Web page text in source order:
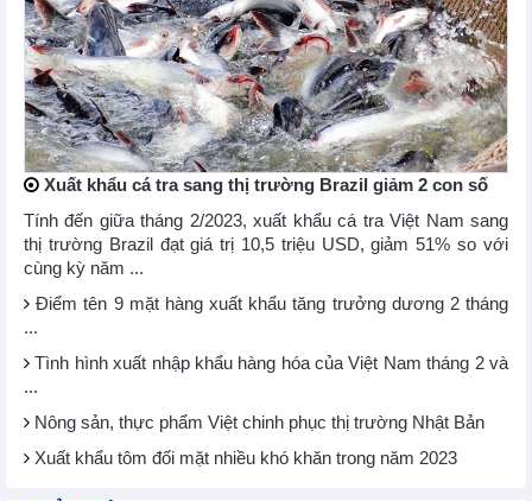
Xuất khẩu cá tra sang thị trường Brazil giảm 2 con số
Tính đến giữa tháng 2/2023, xuất khẩu cá tra Việt Nam sang
thị trường Brazil đạt giá trị 10,5 triệu USD, giảm 51% so với
cùng kỳ năm ...
Điểm tên 9 mặt hàng xuất khẩu tăng trưởng dương 2 tháng
...
Tình hình xuất nhập khẩu hàng hóa của Việt Nam tháng 2 và
...
Nông sản, thực phẩm Việt chinh phục thị trường Nhật Bản
Xuất khẩu tôm đối mặt nhiều khó khăn trong năm 2023